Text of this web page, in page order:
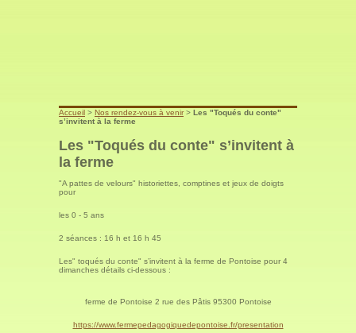
Accueil > Nos rendez-vous à venir > Les "Toqués du conte"
s’invitent à la ferme
Les "Toqués du conte" s’invitent à
la ferme
"A pattes de velours" historiettes, comptines et jeux de doigts
pour
les 0 - 5 ans
2 séances : 16 h et 16 h 45
Les" toqués du conte" s’invitent à la ferme de Pontoise pour 4
dimanches détails ci-dessous :
ferme de Pontoise 2 rue des Pâtis 95300 Pontoise
https://www.fermepedagogiquedepontoise.fr/presentation